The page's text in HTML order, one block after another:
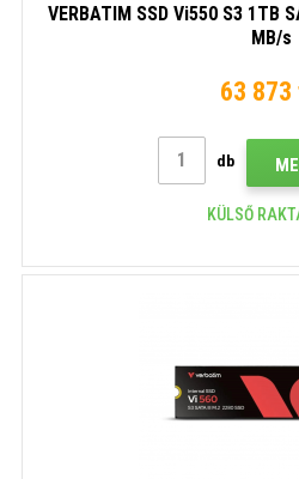
VERBATIM SSD Vi550 S3 1TB
MB/s
63
db
KÜLSŐ